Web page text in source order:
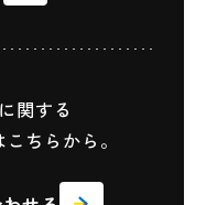
関する
ちらから。